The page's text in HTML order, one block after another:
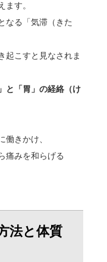
す。
なる「気滞（きた
起こすと見なされま
と「胃」の経絡（け
きかけ、
痛みを和らげる
法と体質